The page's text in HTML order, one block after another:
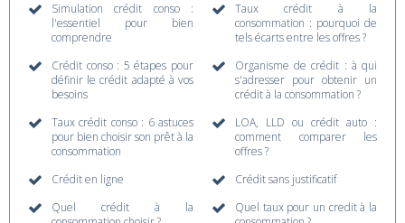
Simulation crédit conso :
l'essentiel pour bien
comprendre
Taux crédit à la
consommation : pourquoi de
tels écarts entre les offres ?
Crédit conso : 5 étapes pour
définir le crédit adapté à vos
besoins
Organisme de crédit : à qui
s'adresser pour obtenir un
crédit à la consommation ?
Taux crédit conso : 6 astuces
pour bien choisir son prêt à la
consommation
LOA, LLD ou crédit auto :
comment comparer les
offres ?
Crédit en ligne
Crédit sans justificatif
Quel crédit à la
Quel taux pour un credit à la